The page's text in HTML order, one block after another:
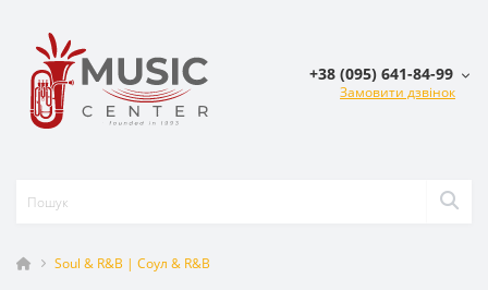
+38 (095) 641-84-99
Замовити дзвінок
Soul & R&B | Соул & R&B